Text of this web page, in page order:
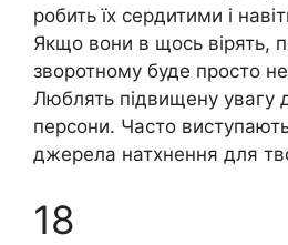
робить їх сердитими і
Якщо вони в щось вірять,
зворотному буде просто
Люблять підвищену увагу
персони. Часто
джерела натхнення для
18